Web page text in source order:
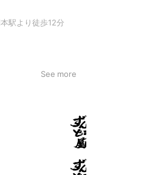
駅より徒歩12分
See more